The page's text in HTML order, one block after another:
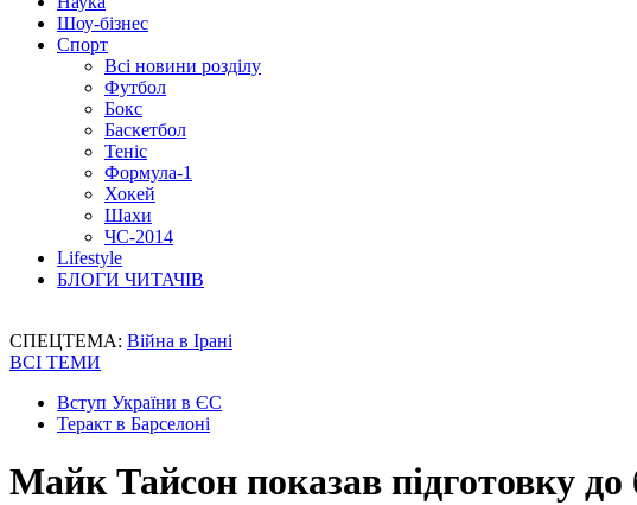
Шоу-бізнес
Спорт
Всі новини розділу
Футбол
Бокс
Баскетбол
Теніс
Формула-1
Хокей
Шахи
ЧС-2014
Lifestyle
БЛОГИ ЧИТАЧІВ
СПЕЦТЕМА: Війна в Ірані
ВСІ ТЕМИ
Вступ України в ЄС
Теракт в Барселоні
Майк Тайсон показав підготовку до